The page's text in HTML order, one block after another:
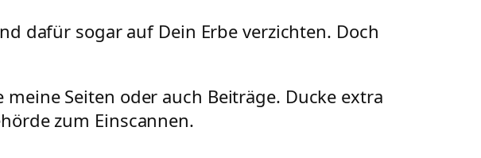
dafür sogar auf Dein Erbe verzichten. Doch
Seiten oder auch Beiträge. Ducke extra
zum Einscannen.